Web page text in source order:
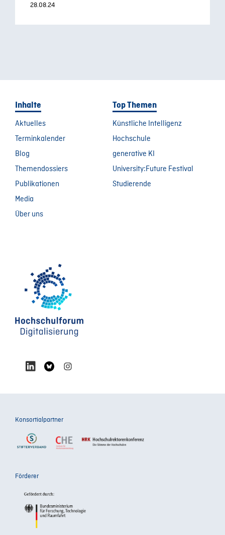
28.08.24
Inhalte
Aktuelles
Terminkalender
Blog
Themendossiers
Publikationen
Media
Über uns
Top Themen
Künstliche Intelligenz
Hochschule
generative KI
University:Future Festival
Studierende
Konsortialpartner
Förderer